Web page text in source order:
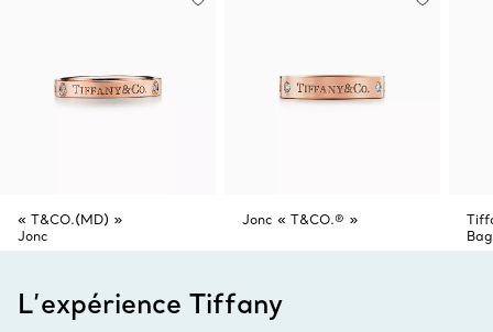
« T&CO.(MD) »
Jonc
Jonc « T&CO.® »
L’expérience Tiffany